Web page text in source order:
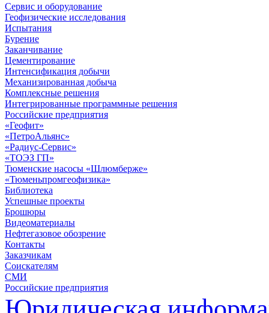
Сервис и оборудование
Геофизические исследования
Испытания
Бурение
Заканчивание
Цементирование
Интенсификация добычи
Механизированная добыча
Комплексные решения
Интегрированные программные решения
Российские предприятия
«Геофит»
«ПетроАльянс»
«Радиус-Сервис»
«ТОЭЗ ГП»
Тюменские насосы «Шлюмберже»
«Тюменьпромгеофизика»
Библиотека
Успешные проекты
Брошюры
Видеоматериалы
Нефтегазовое обозрение
Контакты
Заказчикам
Соискателям
СМИ
Российские предприятия